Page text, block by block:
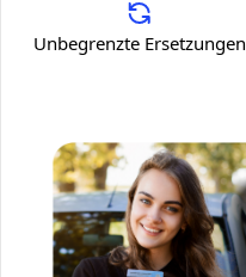
Unbegrenzte Ersetzungen